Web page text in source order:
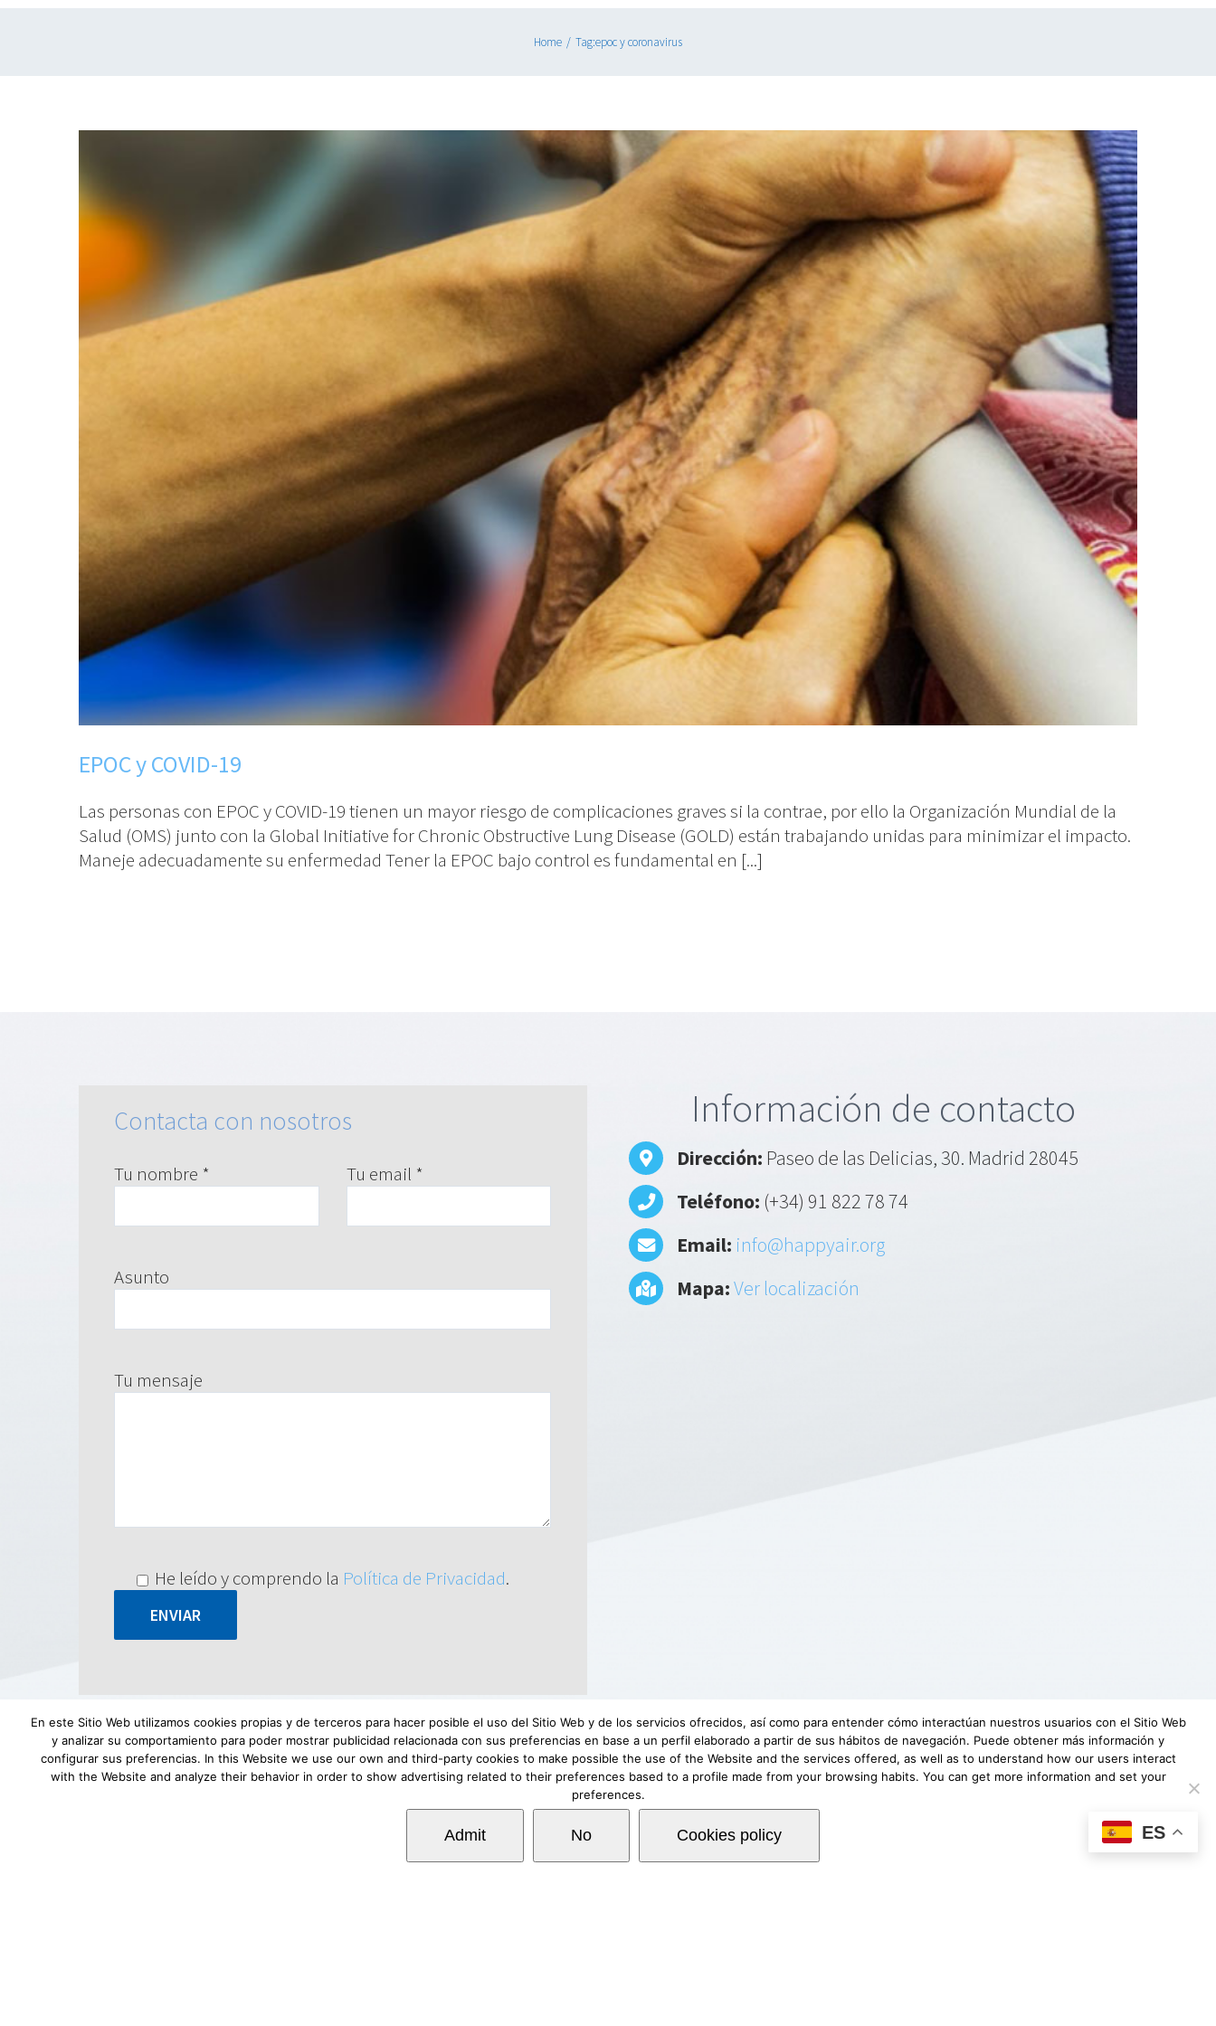
Home / Tag:epoc y coronavirus
EPOC y COVID-19
Las personas con EPOC y COVID-19 tienen un mayor riesgo de complicaciones graves si la contrae, por ello la Organización Mundial de la
Salud (OMS) junto con la Global Initiative for Chronic Obstructive Lung Disease (GOLD) están trabajando unidas para minimizar el impacto.
Maneje adecuadamente su enfermedad Tener la EPOC bajo control es fundamental en [...]
Contacta con nosotros
Tu nombre * Tu email *
Asunto
Tu mensaje
He leído y comprendo la Política de Privacidad.
Información de contacto
Dirección: Paseo de las Delicias, 30. Madrid 28045
Teléfono: (+34) 91 822 78 74
Email: info@happyair.org
Mapa:Ver localización
Descargo de responsabilidad|Requerimientos mínimos|Fundación Lovexair
Copyright © Lovexair
ES
En este Sitio Web utilizamos cookies propias y de terceros para hacer posible el uso del Sitio Web y de los servicios ofrecidos, así como para entender cómo interactúan nuestros usuarios con el Sitio Web
y analizar su comportamiento para poder mostrar publicidad relacionada con sus preferencias en base a un perfil elaborado a partir de sus hábitos de navegación. Puede obtener más información y
configurar sus preferencias. In this Website we use our own and third-party cookies to make possible the use of the Website and the services offered, as well as to understand how our users interact
with the Website and analyze their behavior in order to show advertising related to their preferences based to a profile made from your browsing habits. You can get more information and set your
preferences.
Admit No Cookies policy